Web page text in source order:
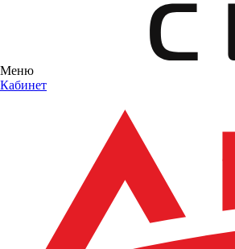
Меню
Кабинет